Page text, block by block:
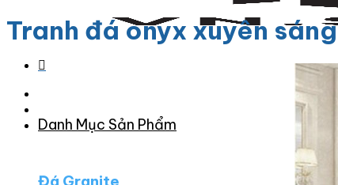
Danh Mục Sản Phẩm
Đá Granite
Tranh đá onyx xuyên sáng